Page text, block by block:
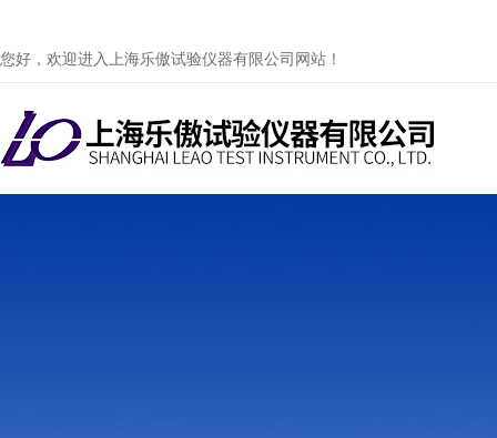
您好，欢迎进入上海乐傲试验仪器有限公司网站！